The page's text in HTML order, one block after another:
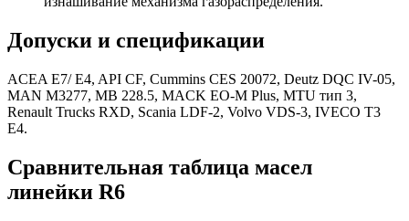
Допуски и спецификации
ACEA E7/ E4, API CF, Cummins CES 20072, Deutz DQC IV-05,
MAN M3277, MB 228.5, MACK EO-M Plus, MTU тип 3,
Renault Trucks RXD, Scania LDF-2, Volvo VDS-3, IVECO T3
E4.
Сравнительная таблица масел
линейки R6